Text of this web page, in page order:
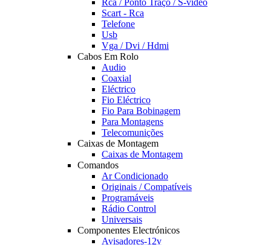
Rca / Ponto Traço / S-video
Scart - Rca
Telefone
Usb
Vga / Dvi / Hdmi
Cabos Em Rolo
Audio
Coaxial
Eléctrico
Fio Eléctrico
Fio Para Bobinagem
Para Montagens
Telecomunições
Caixas de Montagem
Caixas de Montagem
Comandos
Ar Condicionado
Originais / Compatíveis
Programáveis
Rádio Control
Universais
Componentes Electrónicos
Avisadores-12v